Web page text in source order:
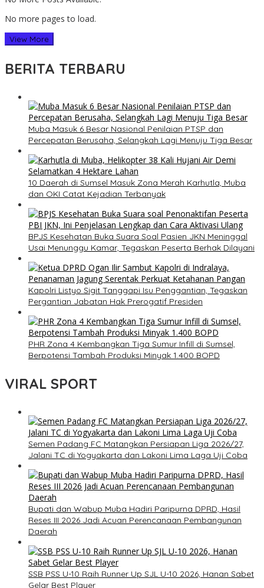
No more pages to load.
View More
BERITA TERBARU
Muba Masuk 6 Besar Nasional Penilaian PTSP dan
Percepatan Berusaha, Selangkah Lagi Menuju Tiga Besar
10 Daerah di Sumsel Masuk Zona Merah Karhutla, Muba
dan OKI Catat Kejadian Terbanyak
BPJS Kesehatan Buka Suara Soal Pasien JKN Meninggal
Usai Menunggu Kamar, Tegaskan Peserta Berhak Dilayani
Kapolri Listyo Sigit Tanggapi Isu Penggantian, Tegaskan
Pergantian Jabatan Hak Prerogatif Presiden
PHR Zona 4 Kembangkan Tiga Sumur Infill di Sumsel,
Berpotensi Tambah Produksi Minyak 1.400 BOPD
VIRAL SPORT
Semen Padang FC Matangkan Persiapan Liga 2026/27,
Jalani TC di Yogyakarta dan Lakoni Lima Laga Uji Coba
Bupati dan Wabup Muba Hadiri Paripurna DPRD, Hasil
Reses III 2026 Jadi Acuan Perencanaan Pembangunan
Daerah
SSB PSS U-10 Raih Runner Up SJL U-10 2026, Hanan Sabet
Gelar Best Player